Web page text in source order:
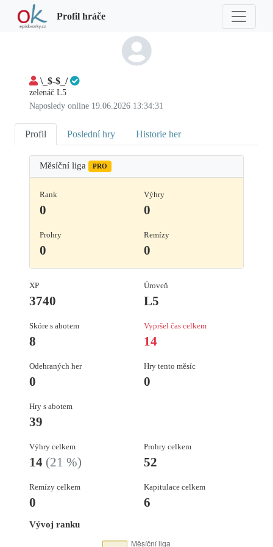
Profil hráče
\_$-$_/
zelenáč L5
Naposledy online 19.06.2026 13:34:31
Profil Poslední hry Historie her
Měsíční liga PRO
Rank
0
Výhry
0
Prohry
0
Remízy
0
XP
3740
Úroveň
L5
Skóre s abotem
8
Vypršel čas celkem
14
Odehraných her
0
Hry tento měsíc
0
Hry s abotem
39
Výhry celkem
14 (21 %)
Prohry celkem
52
Remízy celkem
0
Kapitulace celkem
6
Vývoj ranku